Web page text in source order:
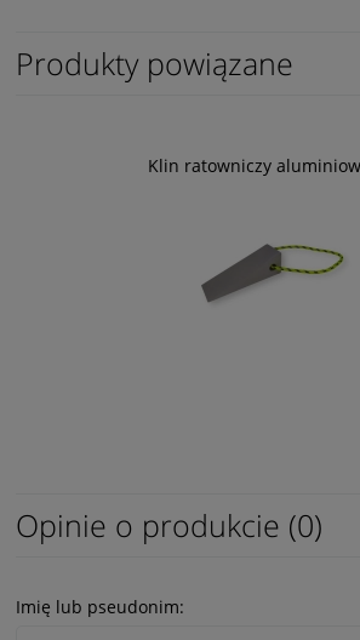
Produkty powiązane
Klin ratowniczy
Opinie o produkcie (0)
Imię lub pseudonim: